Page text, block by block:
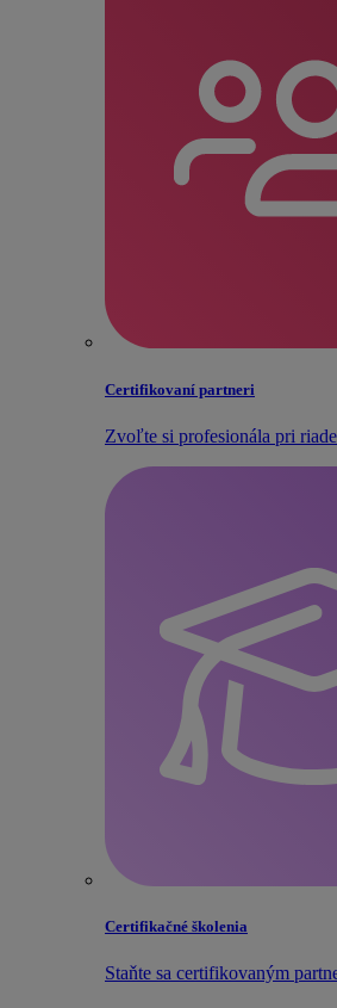
Certifikovaní partneri
Zvoľte si profesionála pri
Certifikačné školenia
Staňte sa certifikovaným